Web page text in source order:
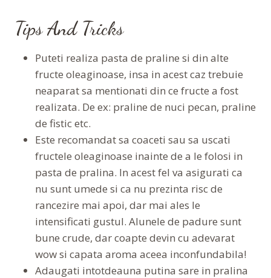
Tips And Tricks
Puteti realiza pasta de praline si din alte
fructe oleaginoase, insa in acest caz trebuie
neaparat sa mentionati din ce fructe a fost
realizata. De ex: praline de nuci pecan, praline
de fistic etc.
Este recomandat sa coaceti sau sa uscati
fructele oleaginoase inainte de a le folosi in
pasta de pralina. In acest fel va asigurati ca
nu sunt umede si ca nu prezinta risc de
rancezire mai apoi, dar mai ales le
intensificati gustul. Alunele de padure sunt
bune crude, dar coapte devin cu adevarat
wow si capata aroma aceea inconfundabila!
Adaugati intotdeauna putina sare in pralina